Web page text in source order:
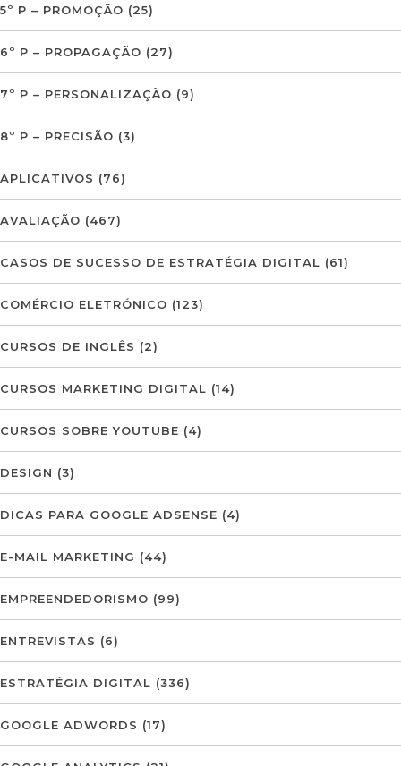
5º P – PROMOÇÃO (25)
6º P – PROPAGAÇÃO (27)
7º P – PERSONALIZAÇÃO (9)
8º P – PRECISÃO (3)
APLICATIVOS (76)
AVALIAÇÃO (467)
CASOS DE SUCESSO DE ESTRATÉGIA DIGITAL (61)
COMÉRCIO ELETRÓNICO (123)
CURSOS DE INGLÊS (2)
CURSOS MARKETING DIGITAL (14)
CURSOS SOBRE YOUTUBE (4)
DESIGN (3)
DICAS PARA GOOGLE ADSENSE (4)
E-MAIL MARKETING (44)
EMPREENDEDORISMO (99)
ENTREVISTAS (6)
ESTRATÉGIA DIGITAL (336)
GOOGLE ADWORDS (17)